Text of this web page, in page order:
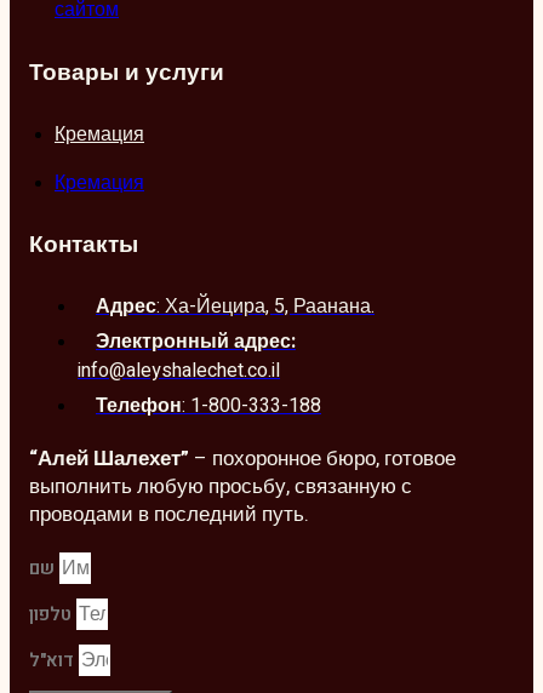
сайтом
Товары и услуги
Кремация
Кремация
Контакты
Адрес: Ха-Йецира, 5, Раанана.
Электронный адрес:
info@aleyshalechet.co.il
Телефон: 1-800-333-188
“Алей Шалехет” – похоронное бюро, готовое
выполнить любую просьбу, связанную с
проводами в последний путь.